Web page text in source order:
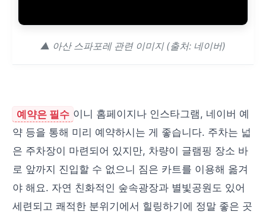
▲ 아산 스파포레 관련 이미지 (출처: 네이버)
예약은 필수 이니 홈페이지나 인스타그램, 네이버 예
약 등을 통해 미리 예약하시는 게 좋습니다. 주차는 넓
은 주차장이 마련되어 있지만, 차량이 글램핑 장소 바
로 앞까지 진입할 수 없으니 짐은 카트를 이용해 옮겨
야 해요. 자연 친화적인 숲속광장과 별빛공원도 있어
세련되고 쾌적한 분위기에서 힐링하기에 정말 좋은 곳